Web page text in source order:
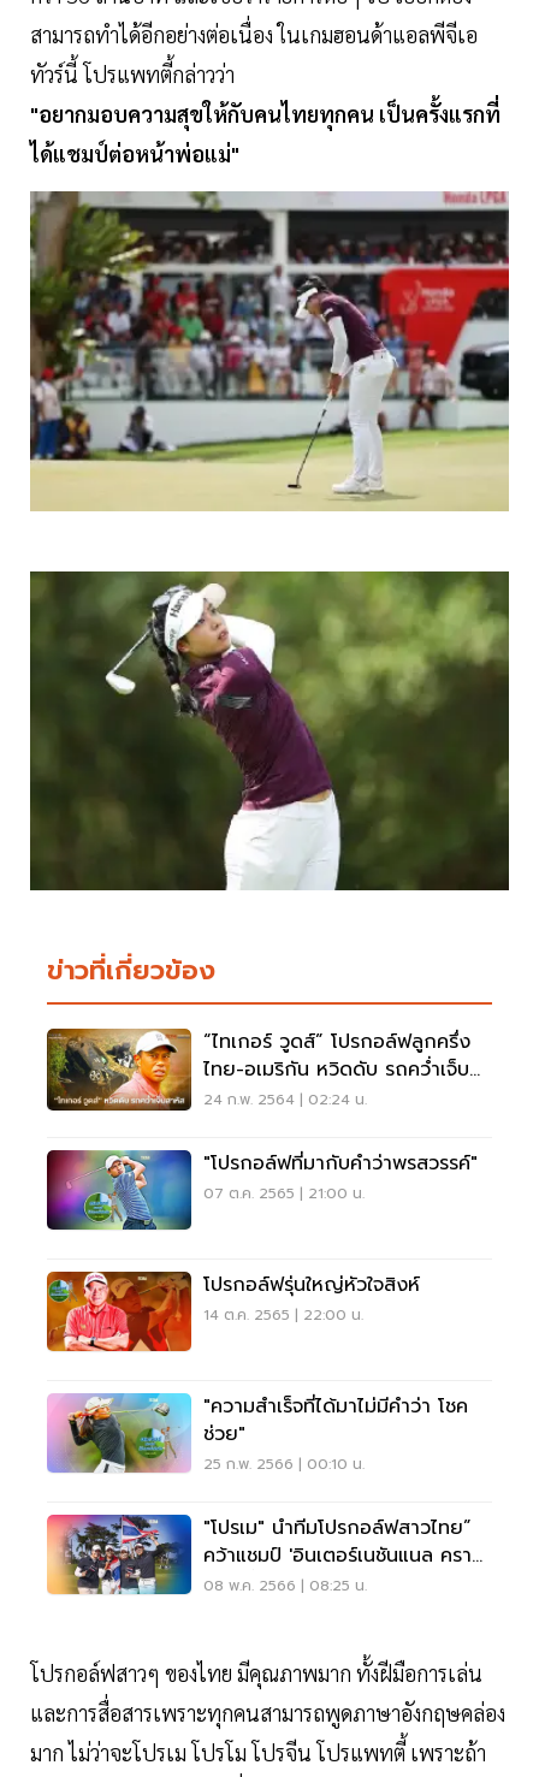
สามารถทำได้อีกอย่างต่อเนื่อง ในเกมฮอนด้าแอลพีจีเอ
ทัวร์นี้ โปรแพทตี้กล่าวว่า
"อยากมอบความสุขให้กับคนไทยทุกคน เป็นครั้งแรกที่
ได้แชมป์ต่อหน้าพ่อแม่"
ข่าวที่เกี่ยวข้อง
“ไทเกอร์ วูดส์” โปรกอล์ฟลูกครึ่ง
ไทย-อเมริกัน หวิดดับ รถคว่ำเจ็บ
สาหัส
24 ก.พ. 2564 | 02:24 น.
"โปรกอล์ฟที่มากับคำว่าพรสวรรค์"
07 ต.ค. 2565 | 21:00 น.
โปรกอล์ฟรุ่นใหญ่หัวใจสิงห์
14 ต.ค. 2565 | 22:00 น.
"ความสำเร็จที่ได้มาไม่มีคำว่า โชค
ช่วย"
25 ก.พ. 2566 | 00:10 น.
"โปรเม" นำทีมโปรกอล์ฟสาวไทย”
คว้าแชมป์ 'อินเตอร์เนชันแนล ครา
วน์' ครั้งแรก
08 พ.ค. 2566 | 08:25 น.
โปรกอล์ฟสาวๆ ของไทย มีคุณภาพมาก ทั้งฝีมือการเล่น
และการสื่อสารเพราะทุกคนสามารถพูดภาษาอังกฤษคล่อง
มาก ไม่ว่าจะโปรเม โปรโม โปรจีน โปรแพทตี้ เพราะถ้า